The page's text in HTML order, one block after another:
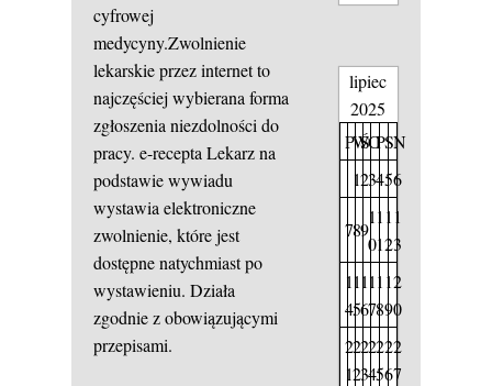
cyfrowej
medycyny.Zwolnienie
lekarskie przez internet to
najczęściej wybierana forma
zgłoszenia niezdolności do
pracy. e-recepta Lekarz na
podstawie wywiadu
wystawia elektroniczne
zwolnienie, które jest
dostępne natychmiast po
wystawieniu. Działa
zgodnie z obowiązującymi
przepisami.
lipiec
2025
PW
ŚCPSN
123456
789
1
0
1
1
1
2
1
3
1
4
1
5
1
6
1
7
1
8
1
9
2
0
2
1
2
2
2
3
2
4
2
5
2
6
2
7